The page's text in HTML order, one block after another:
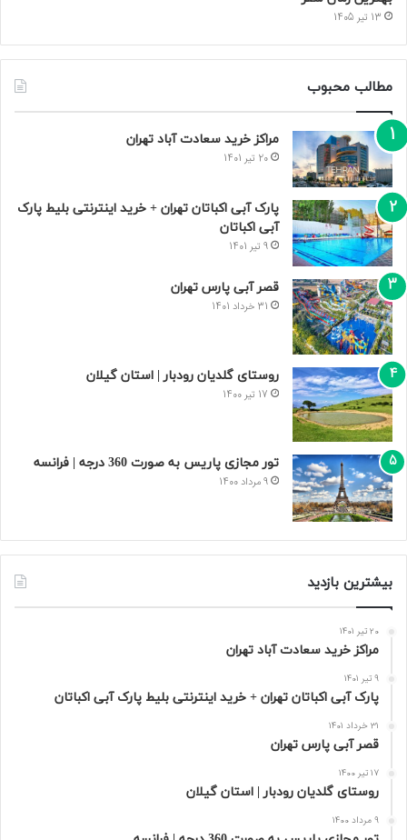
13 تیر 1405
مطالب محبوب
مراکز خرید سعادت‌ آباد تهران
20 تیر 1401
پارک آبی اکباتان تهران + خرید اینترنتی بلیط پارک
آبی اکباتان
9 تیر 1401
قصر آبی پارس تهران
31 خرداد 1401
روستای گلدیان رودبار | استان گیلان
17 تیر 1400
تور مجازی پاریس به صورت 360 درجه | فرانسه
9 مرداد 1400
بیشترین بازدید
20 تیر 1401
مراکز خرید سعادت‌ آباد تهران
9 تیر 1401
پارک آبی اکباتان تهران + خرید اینترنتی بلیط پارک آبی اکباتان
31 خرداد 1401
قصر آبی پارس تهران
17 تیر 1400
روستای گلدیان رودبار | استان گیلان
9 مرداد 1400